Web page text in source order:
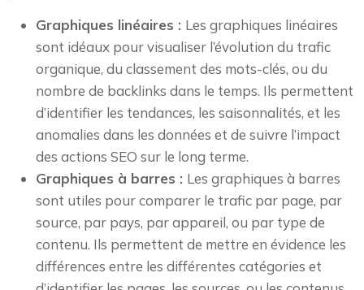
Graphiques linéaires : Les graphiques linéaires
sont idéaux pour visualiser l’évolution du trafic
organique, du classement des mots-clés, ou du
nombre de backlinks dans le temps. Ils permettent
d’identifier les tendances, les saisonnalités, et les
anomalies dans les données et de suivre l’impact
des actions SEO sur le long terme.
Graphiques à barres : Les graphiques à barres
sont utiles pour comparer le trafic par page, par
source, par pays, par appareil, ou par type de
contenu. Ils permettent de mettre en évidence les
différences entre les différentes catégories et